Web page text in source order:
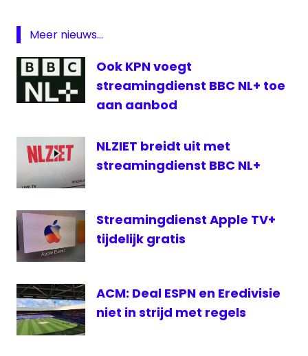
On
proefperiode
Streamingdienst
Meer nieuws...
Ook KPN voegt
streamingdienst BBC NL+ toe
aan aanbod
NLZIET breidt uit met
streamingdienst BBC NL+
Streamingdienst Apple TV+
tijdelijk gratis
ACM: Deal ESPN en Eredivisie
niet in strijd met regels